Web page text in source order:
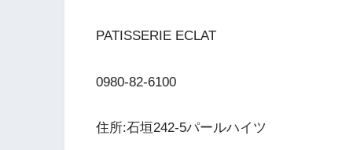
PATISSERIE ECLAT
0980-82-6100
住所:石垣242-5パールハイツ